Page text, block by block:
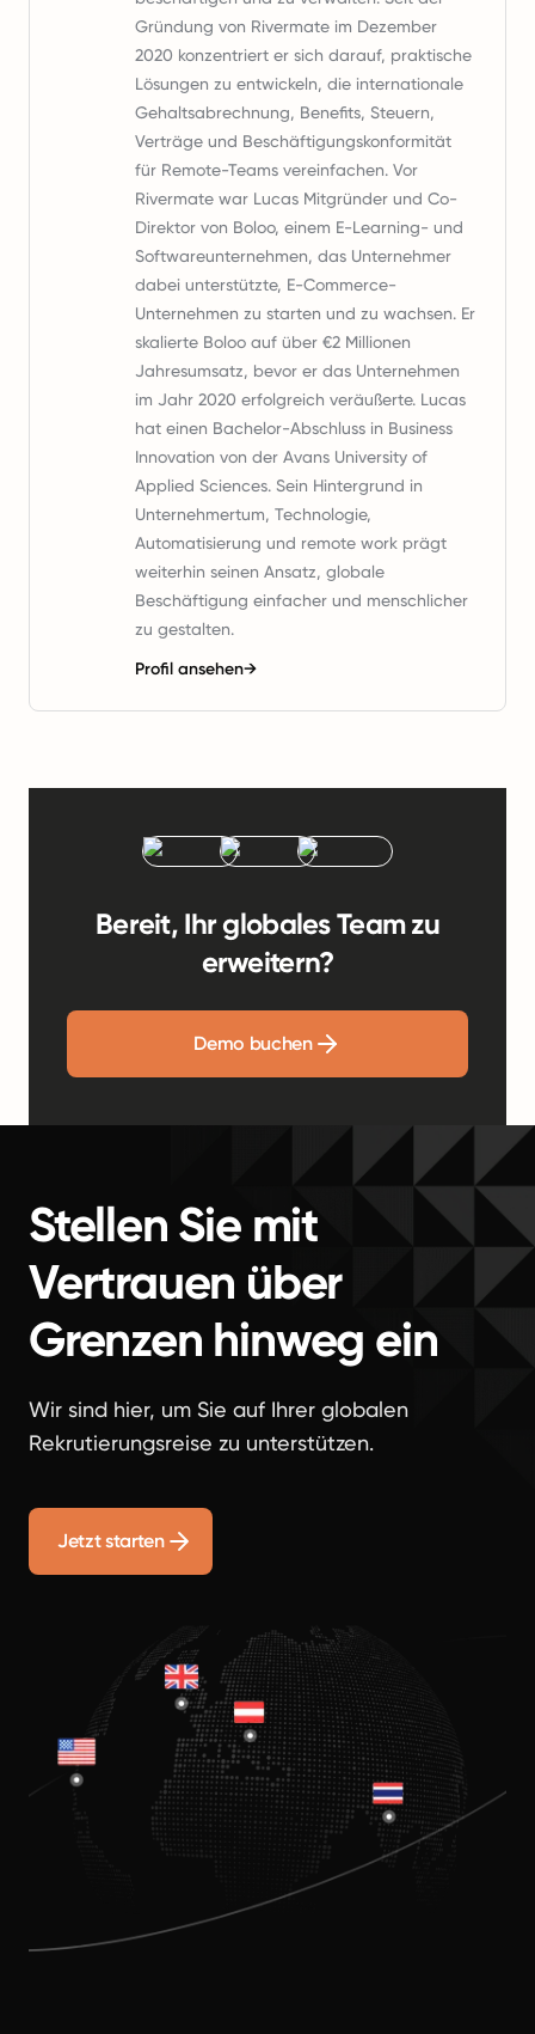
Gründung von Rivermate im Dezember
2020 konzentriert er sich darauf, praktische
Lösungen zu entwickeln, die internationale
Gehaltsabrechnung, Benefits, Steuern,
Verträge und Beschäftigungskonformität
für Remote-Teams vereinfachen. Vor
Rivermate war Lucas Mitgründer und Co-
Direktor von Boloo, einem E-Learning- und
Softwareunternehmen, das Unternehmer
dabei unterstützte, E-Commerce-
Unternehmen zu starten und zu wachsen. Er
skalierte Boloo auf über €2 Millionen
Jahresumsatz, bevor er das Unternehmen
im Jahr 2020 erfolgreich veräußerte. Lucas
hat einen Bachelor-Abschluss in Business
Innovation von der Avans University of
Applied Sciences. Sein Hintergrund in
Unternehmertum, Technologie,
Automatisierung und remote work prägt
weiterhin seinen Ansatz, globale
Beschäftigung einfacher und menschlicher
zu gestalten.
Profil ansehen→
Bereit, Ihr globales Team zu
erweitern?
Demo buchen
Stellen Sie mit
Vertrauen über
Grenzen hinweg ein
Wir sind hier, um Sie auf Ihrer globalen
Rekrutierungsreise zu unterstützen.
Jetzt starten